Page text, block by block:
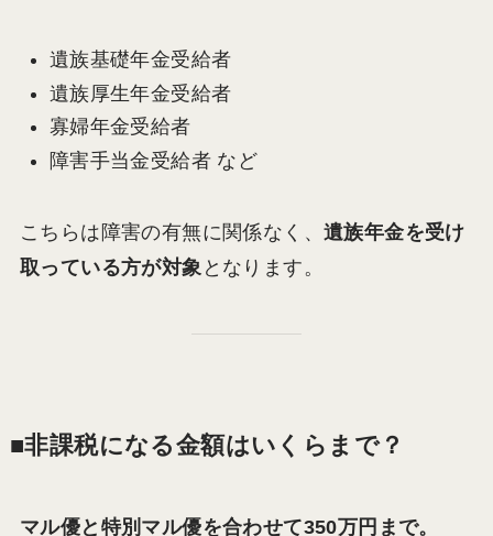
遺族基礎年金受給者
遺族厚生年金受給者
寡婦年金受給者
障害手当金受給者 など
こちらは障害の有無に関係なく、 遺族年金を受け
取っている方が対象 となります。
■非課税になる金額はいくらまで？
マル優と特別マル優を合わせて350万円まで。